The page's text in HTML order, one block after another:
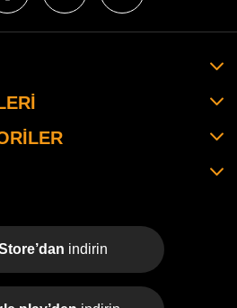
indirin